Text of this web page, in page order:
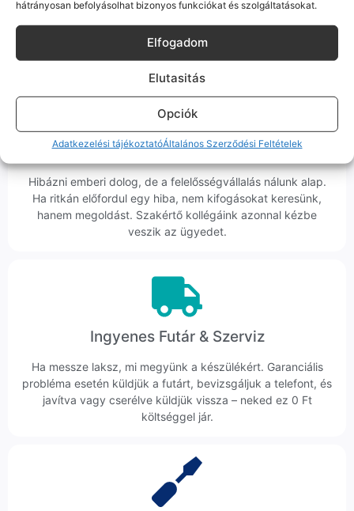
hátrányosan befolyásolhat bizonyos funkciókat és szolgáltatásokat.
Elfogadom
Elutasitás
Opciók
Adatkezelési tájékoztatóÁltalános Szerződési Feltételek
Nem egy arctalan webshop vagyunk: ha kérdésed van, élő
ember veszi fel a telefont, és személyesen is megtalálsz
minket Szegeden.
Korrekt Ügyintézés
Hibázni emberi dolog, de a felelősségvállalás nálunk alap.
Ha ritkán előfordul egy hiba, nem kifogásokat keresünk,
hanem megoldást. Szakértő kollégáink azonnal kézbe
veszik az ügyedet.
Ingyenes Futár & Szerviz
Ha messze laksz, mi megyünk a készülékért. Garanciális
probléma esetén küldjük a futárt, bevizsgáljuk a telefont, és
javítva vagy cserélve küldjük vissza – neked ez 0 Ft
költséggel jár.